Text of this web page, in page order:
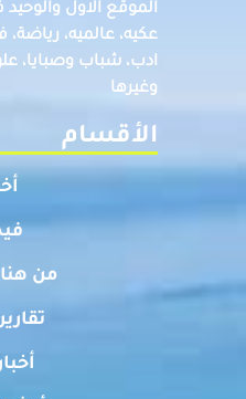
الموقع الاول والوحيد
عكيه، عالميه، رياضة،
ادب، شباب وصبايا،
وغيرها
الأقسام
من